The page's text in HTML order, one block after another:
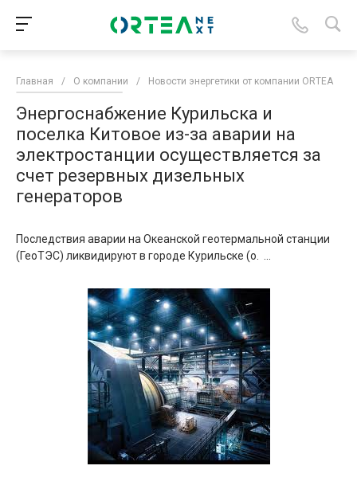
Главная / О компании / Новости энергетики от компании ORTEA
Энергоснабжение Курильска и
поселка Китовое из-за аварии на
электростанции осуществляется за
счет резервных дизельных
генераторов
Последствия аварии на Океанской геотермальной станции
(ГеоТЭС) ликвидируют в городе Курильске (о. ...